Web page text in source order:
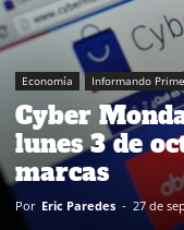
Economía Informando
Cyber
lunes 3 de
marcas
Por Eric Paredes - 27 de